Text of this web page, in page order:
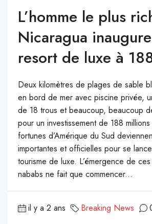
L’homme le plus
Nicaragua
resort de luxe à
Deux kilomètres de plages de sable
en bord de mer avec piscine privée,
de 18 trous et beaucoup, beaucoup
pour un investissement de 188 millions
fortunes d’Amérique du Sud
importantes et officielles pour se
tourisme de luxe. L’émergence de
nababs ne fait que commencer...
il y a 2 ans Breaking News